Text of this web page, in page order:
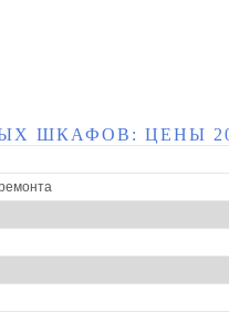
ШКАФОВ: ЦЕНЫ